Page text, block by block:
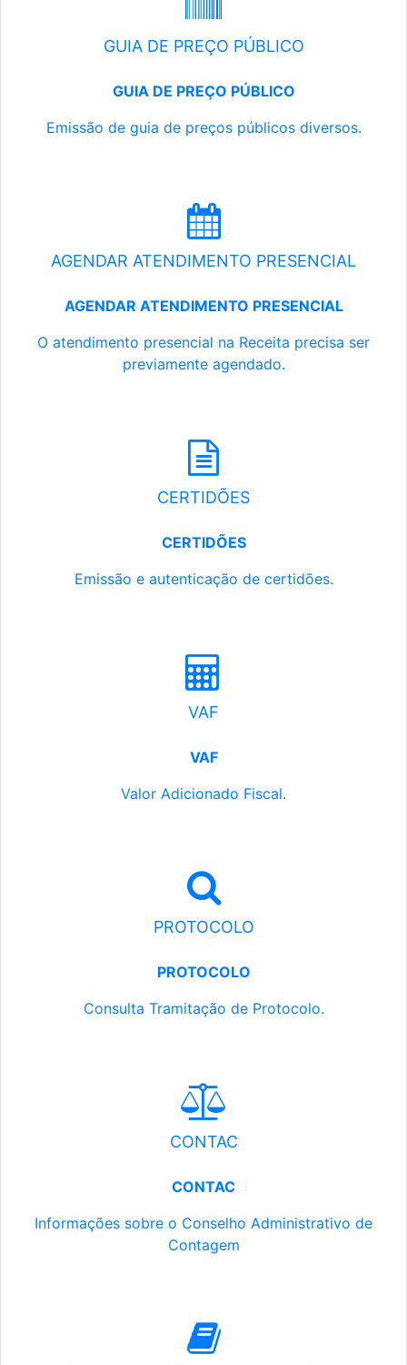
GUIA DE PREÇO PÚBLICO
GUIA DE PREÇO PÚBLICO
Emissão de guia de preços públicos diversos.
AGENDAR ATENDIMENTO PRESENCIAL
AGENDAR ATENDIMENTO PRESENCIAL
O atendimento presencial na Receita precisa ser
previamente agendado.
CERTIDÕES
CERTIDÕES
Emissão e autenticação de certidões.
VAF
VAF
Valor Adicionado Fiscal.
PROTOCOLO
PROTOCOLO
Consulta Tramitação de Protocolo.
CONTAC
CONTAC
Informações sobre o Conselho Administrativo de
Contagem